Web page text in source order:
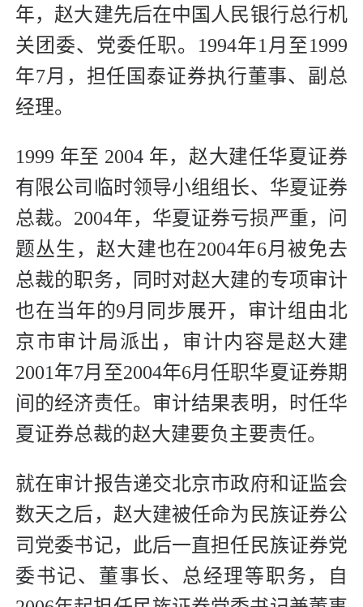
年，赵大建先后在中国人民银行总行机
关团委、党委任职。1994年1月至1999
年7月，担任国泰证券执行董事、副总
经理。
1999 年至 2004 年，赵大建任华夏证券
有限公司临时领导小组组长、华夏证券
总裁。2004年，华夏证券亏损严重，问
题丛生，赵大建也在2004年6月被免去
总裁的职务，同时对赵大建的专项审计
也在当年的9月同步展开，审计组由北
京市审计局派出，审计内容是赵大建
2001年7月至2004年6月任职华夏证券期
间的经济责任。审计结果表明，时任华
夏证券总裁的赵大建要负主要责任。
就在审计报告递交北京市政府和证监会
数天之后，赵大建被任命为民族证券公
司党委书记，此后一直担任民族证券党
委书记、董事长、总经理等职务，自